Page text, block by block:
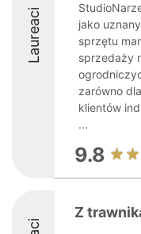
Laureaci
jako
sprzętu
sprzedaży
zarówno
klientów
...
9.8
Z